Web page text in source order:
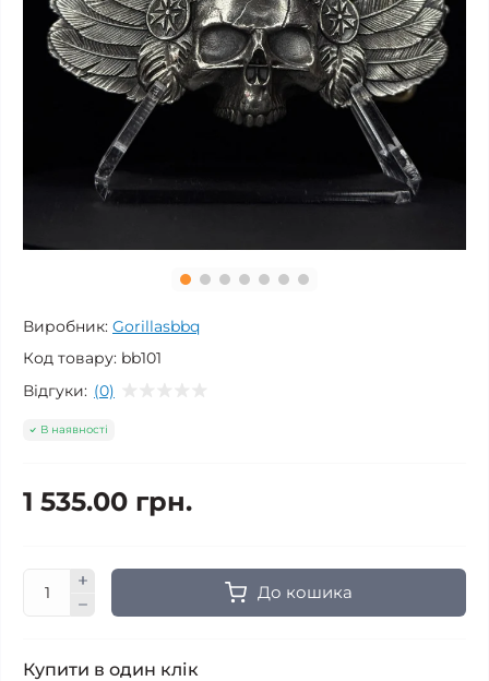
Виробник: Gorillasbbq
Код товару: bb101
Відгуки: (0)
В наявності
1 535.00 грн.
До кошика
Купити в один клік